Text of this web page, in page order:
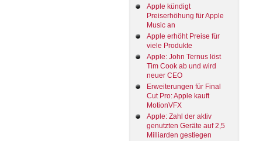
Apple kündigt
Preiserhöhung für Apple
Music an
Apple erhöht Preise für
viele Produkte
Apple: John Ternus löst
Tim Cook ab und wird
neuer CEO
Erweiterungen für Final
Cut Pro: Apple kauft
MotionVFX
Apple: Zahl der aktiv
genutzten Geräte auf 2,5
Milliarden gestiegen